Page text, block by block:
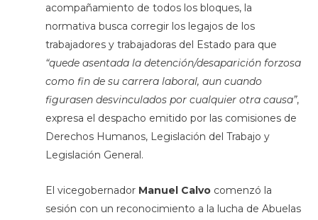
acompañamiento de todos los bloques, la
normativa busca corregir los legajos de los
trabajadores y trabajadoras del Estado para que
“quede asentada la detención/desaparición forzosa
como fin de su carrera laboral, aun cuando
figurasen desvinculados por cualquier otra causa”,
expresa el despacho emitido por las comisiones de
Derechos Humanos, Legislación del Trabajo y
Legislación General.
El vicegobernador Manuel Calvocomenzó la
sesión con un reconocimiento a la lucha de Abuelas